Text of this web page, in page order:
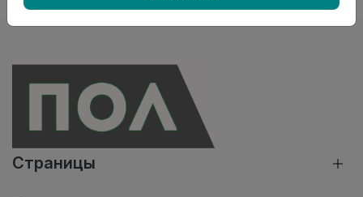
Страницы